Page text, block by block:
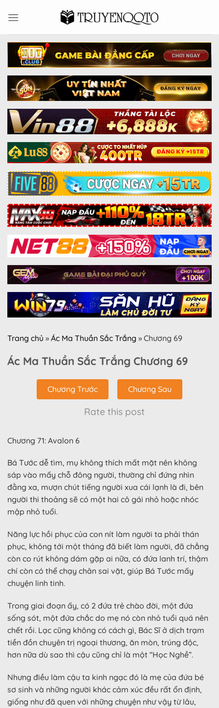
Trang chủ » Ác Ma Thuần Sắc Trắng » Chương 69
Ác Ma Thuần Sắc Trắng Chương 69
Chương Trước Chương Sau
Rate this post
Chương 71: Avalon 6
Bá Tước dễ tìm, mụ không thích mất mặt nên không
sáp vào mấy chỗ đông người, thường chỉ đứng nhìn
đằng xa, mượn chút tiếng người xua cái lạnh là đi, bên
người thi thoảng sẽ có một hai cô gái nhỏ hoặc nhóc
mập nhỏ tuổi.
Năng lực hồi phục của con nít làm người ta phải thán
phục, không tới một tháng đã biết làm người, đã chẳng
còn co rút không dám gặp ai nữa, có đứa lanh trí, thậm
chí còn có thể chạy chân sai vặt, giúp Bá Tước mấy
chuyện linh tinh.
Trong giai đoạn ấy, có 2 đứa trẻ chào đời, một đứa
sống sót, một đứa chắc do mẹ nó còn nhỏ tuổi quá nên
chết rồi. Lạc cũng không có cách gì, Bác Sĩ ở dịch trạm
tiền đồn chuyên trị ngoại thương, ăn mòn, trúng độc,
hơn nữa dù sao thì cậu cũng chỉ là một “Học Nghề”.
Nhưng điều làm cậu ta kinh ngạc đó là mẹ của đứa bé
sơ sinh và những người khác cảm xúc đều rất ổn định,
giống như đã quen với những chuyện như vậy từ lâu,